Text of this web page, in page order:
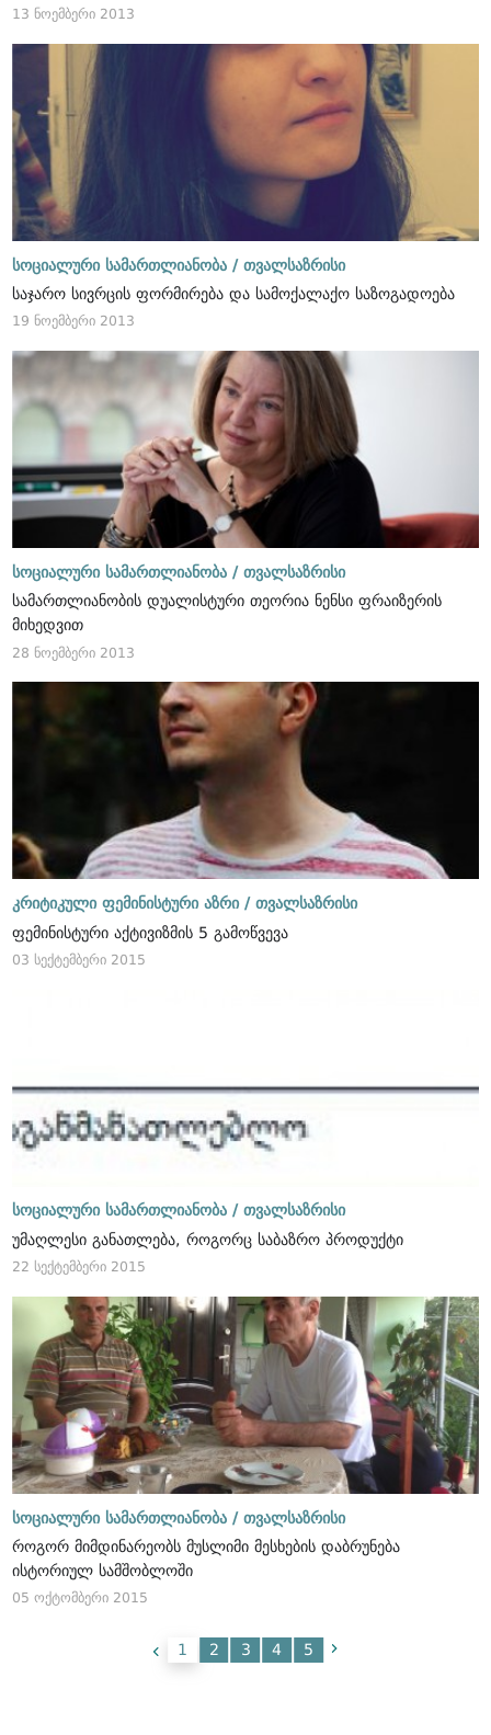
13 ნოემბერი 2013
სოციალური სამართლიანობა / თვალსაზრისი
საჯარო სივრცის ფორმირება და სამოქალაქო საზოგადოება
19 ნოემბერი 2013
სოციალური სამართლიანობა / თვალსაზრისი
სამართლიანობის დუალისტური თეორია ნენსი ფრაიზერის
მიხედვით
28 ნოემბერი 2013
კრიტიკული ფემინისტური აზრი / თვალსაზრისი
ფემინისტური აქტივიზმის 5 გამოწვევა
03 სექტემბერი 2015
სოციალური სამართლიანობა / თვალსაზრისი
უმაღლესი განათლება, როგორც საბაზრო პროდუქტი
22 სექტემბერი 2015
სოციალური სამართლიანობა / თვალსაზრისი
როგორ მიმდინარეობს მუსლიმი მესხების დაბრუნება
ისტორიულ სამშობლოში
05 ოქტომბერი 2015
1 2 3 4 5